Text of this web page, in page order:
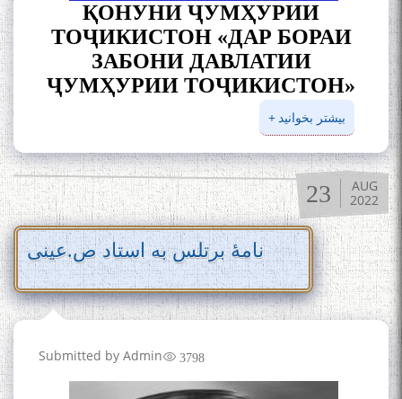
ҚОНУНИ ҶУМҲУРИИ
ТОҶИКИСТОН «ДАР БОРАИ
ЗАБОНИ ДАВЛАТИИ
ҶУМҲУРИИ ТОҶИКИСТОН»
بیشتر بخوانید
قانون
جمهوری
تاجیکستان
در باره
زبان
دولتی
جمهوری
تاجیکستان
23
AUG
2022
نامۀ برتلس به استاد ص.عینی
Submitted by Admin 3798